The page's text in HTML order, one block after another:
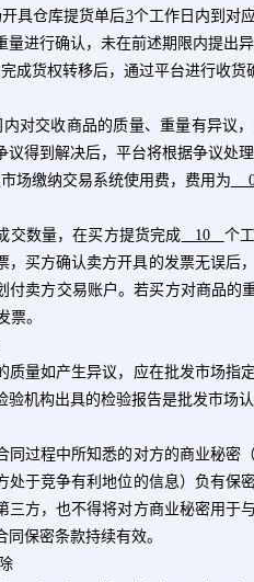
具仓库提货单后3个工作日内到对
进行确认，未在前述期限内提出异
成货权转移后，通过平台进行收货
对交收商品的质量、重量有异议
得到解决后，平台将根据争议处理
场缴纳交易系统使用费，费用为
数量，在买方提货完成 10 个
，买方确认卖方开具的发票无误后
付卖方交易账户。若买方对商品的
票。
量如产生异议，应在批发市场指
验机构出具的检验报告是批发市场
过程中所知悉的对方的商业秘密
处于竞争有利地位的信息）负有保
三方，也不得将对方商业秘密用于
保密条款持续有效。